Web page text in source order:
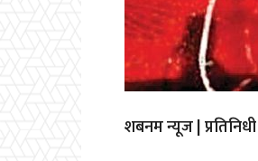
शबनम न्यूज | प्रतिनिधी